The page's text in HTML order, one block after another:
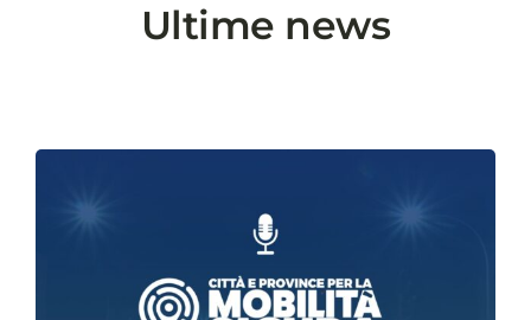
Ultime news